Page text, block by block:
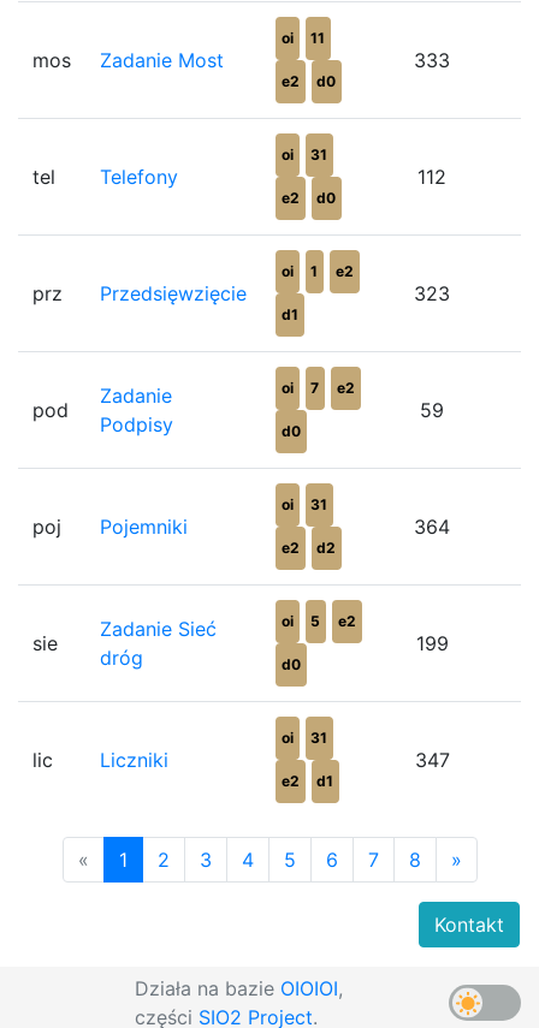
mos Zadanie Most
oi 11
e2 d0
333
tel Telefony
oi 31
e2 d0
112
prz Przedsięwzięcie
oi 1 e2
d1
323
pod
Zadanie
Podpisy
oi 7 e2
d0
59
poj Pojemniki
oi 31
e2 d2
364
sie
Zadanie Sieć
dróg
oi 5 e2
d0
199
lic Liczniki
oi 31
e2 d1
347
« 1 2 3 4 5 6 7 8 »
Działa na bazie OIOIOI,
części SIO2 Project.
Kontakt